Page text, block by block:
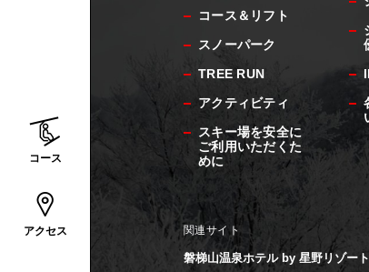
コース
アクセス
コース＆リフト
スノーパーク
TREE RUN
アクティビティ
スキー場を安全に
ご利用いただくた
めに
関連サイト
磐梯山温泉ホテル by 星野リゾート